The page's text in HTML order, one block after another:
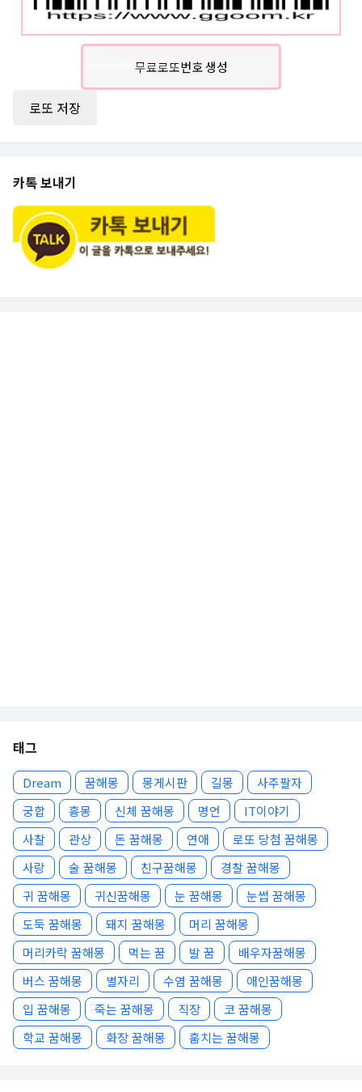
무료로또번호 생성
로또 저장
카톡 보내기
태그
Dream 꿈해몽 몽게시판 길몽
사주팔자
궁합
흉몽 신체 꿈해몽 명언
IT이야기
사찰
관상 돈 꿈해몽 연애
로또 당첨 꿈해몽
사랑
술 꿈해몽 친구꿈해몽
경찰 꿈해몽
귀 꿈해몽
귀신꿈해몽 눈 꿈해몽
눈썹 꿈해몽
도둑 꿈해몽
돼지 꿈해몽
머리 꿈해몽
머리카락 꿈해몽
먹는 꿈 발 꿈
배우자꿈해몽
버스 꿈해몽
별자리 수염 꿈해몽
애인꿈해몽
입 꿈해몽
죽는 꿈해몽 직장
코 꿈해몽
학교 꿈해몽
화장 꿈해몽 훔치는 꿈해몽